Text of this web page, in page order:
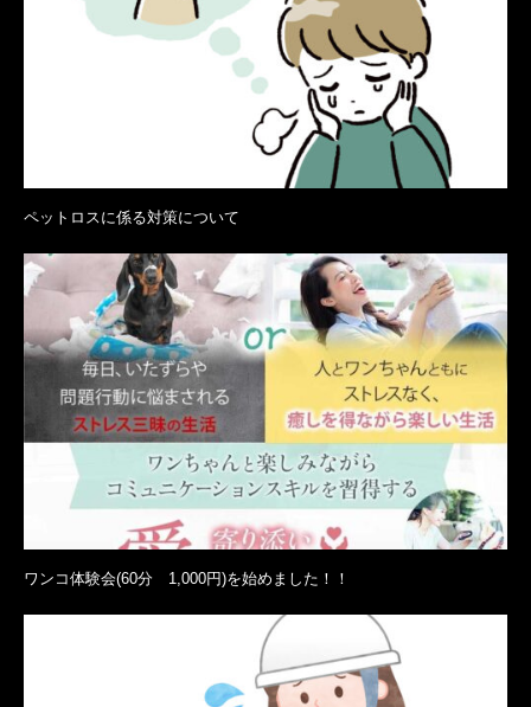
ペットロスに係る対策について
ワンコ体験会(60分 1,000円)を始めました！！